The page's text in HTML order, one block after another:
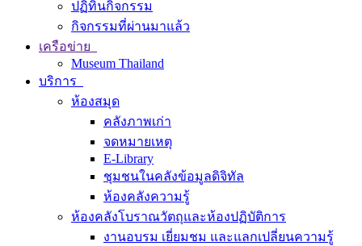
ปฏิทินกิจกรรม
กิจกรรมที่ผ่านมาแล้ว
เครือข่าย
Museum Thailand
บริการ
ห้องสมุด
คลังภาพเก่า
จดหมายเหตุ
E-Library
ชุมชนในคลังข้อมูลดิจิทัล
ห้องคลังความรู้
ห้องคลังโบราณวัตถุและห้องปฏิบัติการ
งานอบรม เยี่ยมชม และแลกเปลี่ยนความรู้